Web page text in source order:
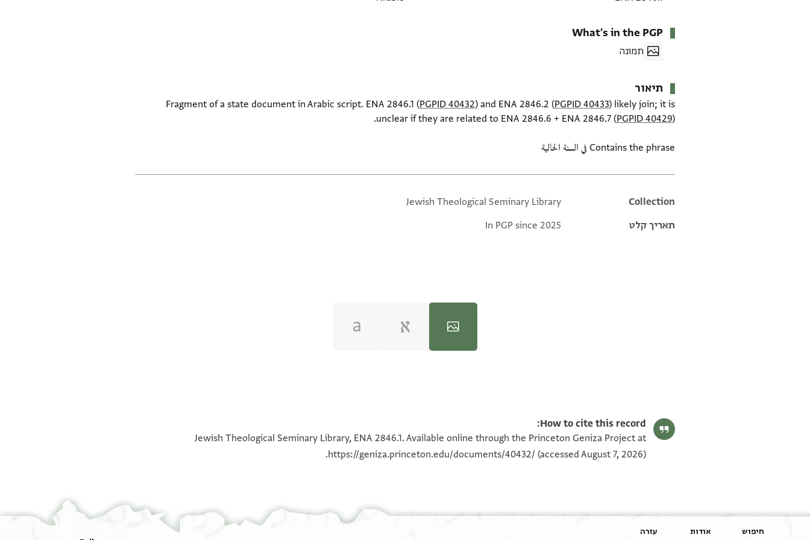
What's in the PGP
תמונה
תיאור
Fragment of a state document in Arabic script. ENA 2846.1 (PGPID 40432) and ENA 2846.2 (PGPID 40433) likely join; it is
unclear if they are related to ENA 2846.6 + ENA 2846.7 (PGPID 40429
Contains the phrase في السنة الحالية
Additional metadata
Collection
Jewish Theological Seminary Library
תאריך קלט
In PGP since 2025
100%
90°
100%
How to cite this record:
Jewish Theological Seminary Library, ENA 2846.1. Available online through the Princeton Geniza Project at
https://geniza.princeton.edu/documents/40432/ (accessed August 7, 2026).
חיפוש אודות עזרה